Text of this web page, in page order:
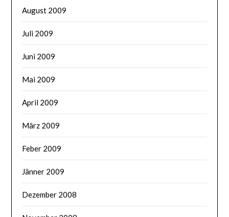
August 2009
Juli 2009
Juni 2009
Mai 2009
April 2009
März 2009
Feber 2009
Jänner 2009
Dezember 2008